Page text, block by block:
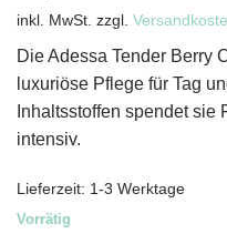
inkl. MwSt. zzgl.
Die Adessa Tender Berry
luxuriöse Pflege für Tag
Inhaltsstoffen spendet
intensiv.
Lieferzeit: 1-3 Werktage
Vorrätig